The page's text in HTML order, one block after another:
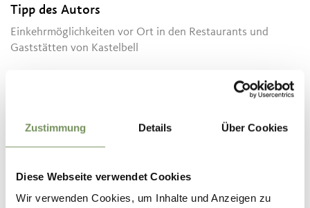
Zustimmung Details Über Cookies
Diese Webseite verwendet Cookies
Wir verwenden Cookies, um Inhalte und Anzeigen zu
Tipp des Autors
Einkehrmöglichkeiten vor Ort in den Restaurants und
Gaststätten von Kastelbell
17.09.2023
Di Mi Sa
So
11:00 - 18:00